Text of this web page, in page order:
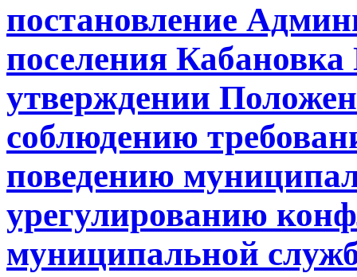
постановление
поселения
утверждении
соблюдению
поведению
урегулированию
муниципальной